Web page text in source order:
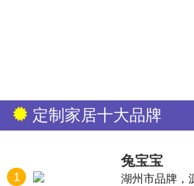
定制家居十大品牌
1
兔宝宝
湖州市品牌，